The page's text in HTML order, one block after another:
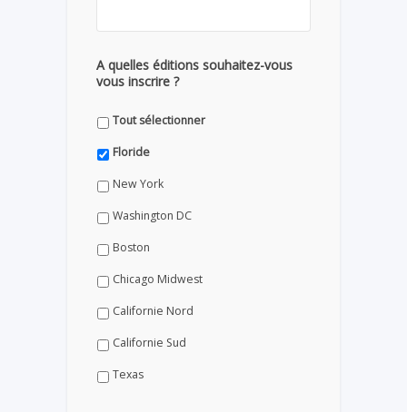
A quelles éditions souhaitez-vous
vous inscrire ?
Tout sélectionner
Floride
New York
Washington DC
Boston
Chicago Midwest
Californie Nord
Californie Sud
Texas